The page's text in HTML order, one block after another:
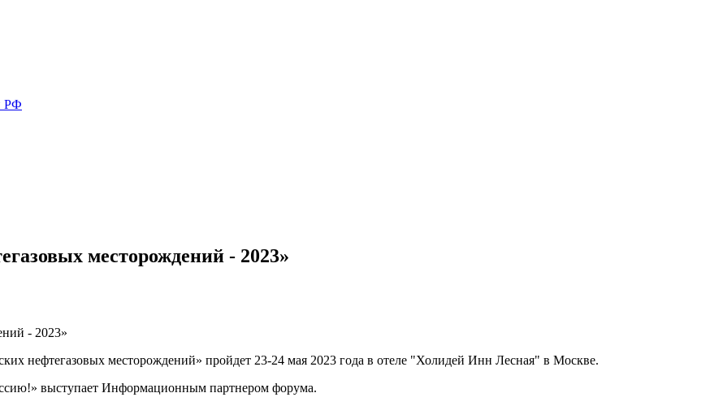
РФ
месторождений - 2023»
нефтегазовых месторождений» пройдет 23-24 мая 2023 года в отеле "Холидей Инн Лесная" в Москве.
выступает Информационным партнером форума.